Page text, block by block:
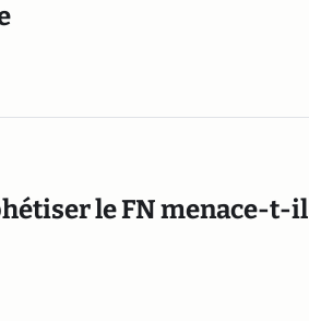
le FN menace-t-il